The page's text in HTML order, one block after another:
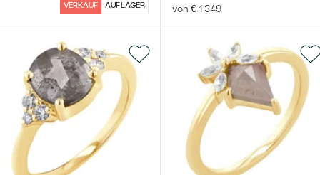
VERKAUF AUF LAGER von € 1 349